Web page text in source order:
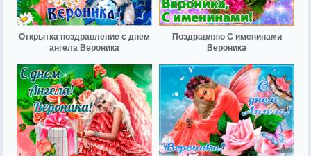
Открытка поздравление с днем
ангела Вероника
Поздравляю С именинами
Вероника